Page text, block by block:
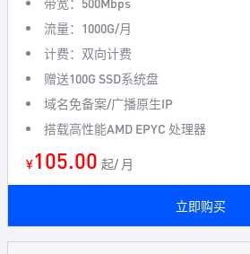
流量：1000G/月
计费：双向计费
赠送100G SSD系统盘
域名免备案/广播原生IP
搭载高性能AMD EPYC 处理器
¥105.00 起/ 月
立即购买